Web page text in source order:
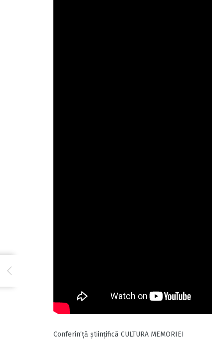
Conferin’ță științifică CULTURA MEMORIEI